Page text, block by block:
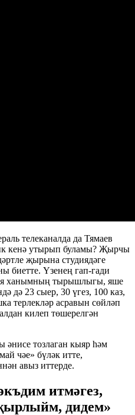
телеканалда да Тямаев
кенә утырып буламы? Җырчы
җырына студиядәге
биетте. Үзенең гап-гади
ханымның тырышлыгы, яше
дә 23 сыер, 30 үгез, 100 каз,
терлекләр асравын сөйләп
килеп төшерелгән
тозлаган кыяр һәм
чәе» бүләк итте,
авыз иттерде.
итмәгез,
дидем»